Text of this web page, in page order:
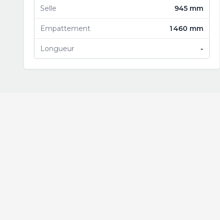
Selle 945 mm
Empattement 1 460 mm
Longueur -